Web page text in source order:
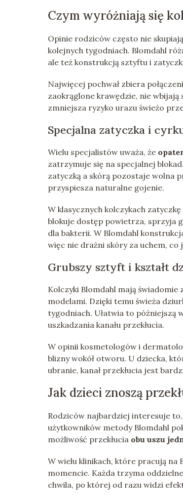
Czym wyróżniają się
Opinie rodziców często nie
kolejnych tygodniach. Blomdahl
ale też konstrukcją sztyftu i
Najwięcej pochwał zbiera
zaokrąglone krawędzie, nie wbijają
zmniejsza ryzyko urazu świeżo
Specjalna zatyczka i
Wielu specjalistów uważa, że
zatrzymuje się na specjalnej
zatyczką a skórą pozostaje wolna
przyspiesza naturalne gojenie.
W klasycznych kolczykach
blokuje dostęp powietrza, sprzyja
dla bakterii. W Blomdahl
więc nie drażni skóry za uchem, co
Grubszy sztyft i kształt
Kolczyki Blomdahl mają
modelami. Dzięki temu świeża
tygodniach. Ułatwia to późniejszą
uszkadzania kanału przekłucia.
W opinii kosmetologów i
blizny wokół otworu. U dziecka,
ubranie, kanał przekłucia jest
Jak dzieci znoszą
Rodziców najbardziej interesuje to,
użytkowników metody Blomdahl
możliwość przekłucia obu uszu
W wielu klinikach, które pracują na
momencie. Każda trzyma
chwila, po której od razu widzi